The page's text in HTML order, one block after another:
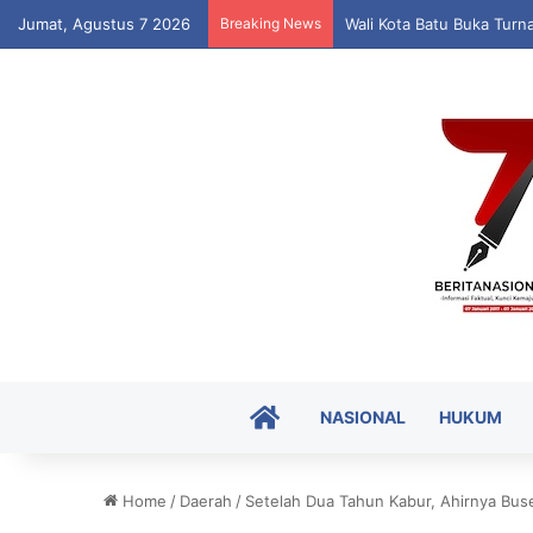
Jumat, Agustus 7 2026 Breaking News Ajbar Dorong Anak
HOMENASIONAL HUKUM
Home / Daerah / Setelah Dua Tahun Kabur, Ahirnya